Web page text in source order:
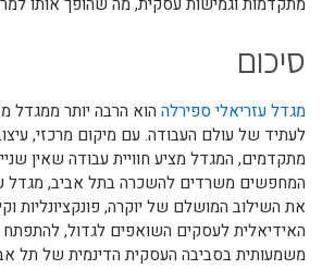
מתקדמות וגמישות עסקית, מה שהופך אותו
סיכום
מגדל עזריאלי ספירלה הוא הרבה יותר ממגדל
לעתיד של עולם העבודה. עם מיקום מרכזי,
מתקדמים, המגדל מציע חוויית עבודה שאין
המחפשים משרדים להשכרה בתל אביב, מגדל
את השילוב המושלם של יוקרה, פונקציונליות
האידיאלית לעסקים השואפים לגדול, להתפתח
משמעותית בסביבה העסקית הדינמית של תל